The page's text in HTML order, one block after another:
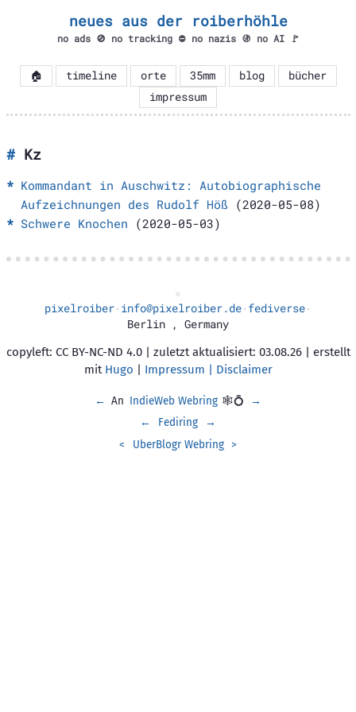
neues aus der roiberhöhle
no ads 🚫 no tracking ⛔ no nazis 🚯 no AI 🚩
🏠 timeline orte 35mm blog
bücher
impressum
Kz
Kommandant in Auschwitz: Autobiographische
Aufzeichnungen des Rudolf Höß (2020-05-08)
Schwere Knochen (2020-05-03)
pixelroiber· info@pixelroiber.de· fediverse·
Berlin , Germany
copyleft: CC BY-NC-ND 4.0 | zuletzt aktualisiert: 03.08.26 | erstellt
mit Hugo | Impressum | Disclaimer
← An IndieWeb Webring 🕸💍
→
←
Fediring
→
<
UberBlogr Webring >